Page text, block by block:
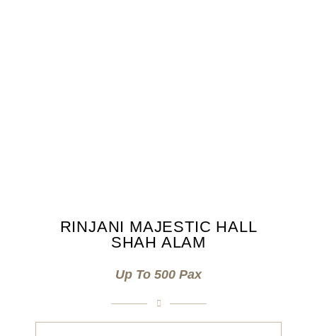
RINJANI MAJESTIC HALL
SHAH ALAM
Up To 500 Pax